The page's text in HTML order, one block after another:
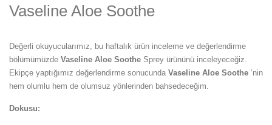
Vaseline Aloe Soothe
Değerli okuyucularımız, bu haftalık ürün inceleme ve değerlendirme
bölümümüzde Vaseline Aloe Soothe Sprey ürününü inceleyeceğiz.
Ekipçe yaptığımız değerlendirme sonucunda Vaseline Aloe Soothe ‘nin
hem olumlu hem de olumsuz yönlerinden bahsedeceğim.
Dokusu: